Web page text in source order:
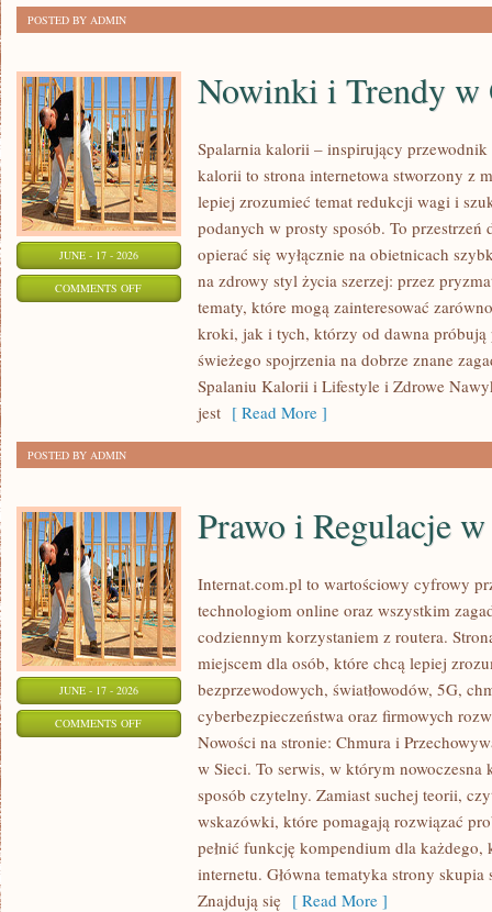
POSTED BY ADMIN
JUNE - 17 - 2026
COMMENTS OFFON
ODCHUDZANIU
Nowinki i Trendy w
Spalarnia kalorii – inspirujący
kalorii to strona internetowa stworzony z
lepiej zrozumieć temat redukcji wagi i
podanych w prosty sposób. To
opierać się wyłącznie na obietnicach
na zdrowy styl życia szerzej: przez
tematy, które mogą zainteresować
kroki, jak i tych, którzy od dawna
świeżego spojrzenia na dobrze znane
Spalaniu Kalorii i Lifestyle i Zdrowe
jest [ Read More ]
POSTED BY ADMIN
JUNE - 17 - 2026
COMMENTS OFFON
REGULACJE
INTERNECIE
Prawo i Regulacje
Internat.com.pl to wartościowy cyfrowy
technologiom online oraz wszystkim
codziennym korzystaniem z routera.
miejscem dla osób, które chcą lepiej
bezprzewodowych, światłowodów, 5G,
cyberbezpieczeństwa oraz firmowych
Nowości na stronie: Chmura i
w Sieci. To serwis, w którym nowoczesna
sposób czytelny. Zamiast suchej teorii,
wskazówki, które pomagają rozwiązać
pełnić funkcję kompendium dla
internetu. Główna tematyka strony
Znajdują się [ Read More ]